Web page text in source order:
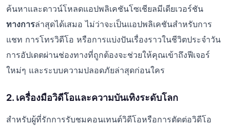
ค้นหาและดาวน์โหลดแอปพลิเคชันโซเชียลมีเดียเวอร์ชัน
ทางการล่าสุดได้เสมอ ไม่ว่าจะเป็นแอปพลิเคชันสำหรับการ
แชท การโทรวิดีโอ หรือการแบ่งปันเรื่องราวในชีวิตประจำวัน
การอัปเดตผ่านช่องทางที่ถูกต้องจะช่วยให้คุณเข้าถึงฟีเจอร์
ใหม่ๆ และระบบความปลอดภัยล่าสุดก่อนใคร
2. เครื่องมือวิดีโอและความบันเทิงระดับโลก
สำหรับผู้ที่รักการรับชมคอนเทนต์วิดีโอหรือการตัดต่อวิดีโอ